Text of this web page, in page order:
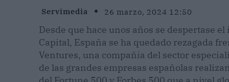
Servimedia 26 marzo, 2024 12:50
Desde que hace unos años se despertase
Capital, España se ha quedado rezagada
Ventures, una compañía del sector
de las grandes empresas españolas